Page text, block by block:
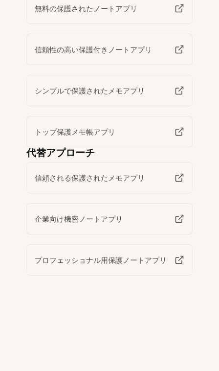
無料の保護されたノートアプリ
信頼性の高い保護付きノートアプリ
シンプルで保護されたメモアプリ
トップ保護メモ帳アプリ
代替アプローチ
信頼される保護されたメモアプリ
企業向け機密ノートアプリ
プロフェッショナル用保護ノートアプリ